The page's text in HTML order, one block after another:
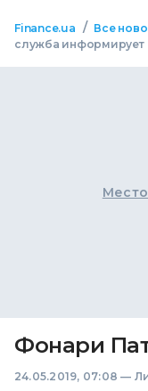
Finance.ua / Все
служба информирует
Фонари
24.05.2019, 07:08 —